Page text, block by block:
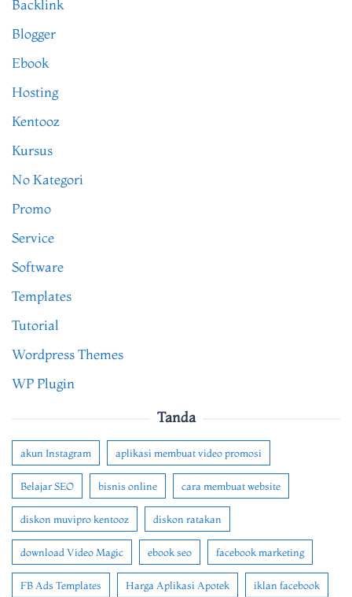
Backlink
Blogger
Ebook
Hosting
Kentooz
Kursus
No Kategori
Promo
Service
Software
Templates
Tutorial
Wordpress Themes
WP Plugin
Tanda
akun Instagram aplikasi membuat video promosi
Belajar SEO bisnis online cara membuat website
diskon muvipro kentooz diskon ratakan
download Video Magic ebook seo facebook marketing
FB Ads Templates Harga Aplikasi Apotek iklan facebook